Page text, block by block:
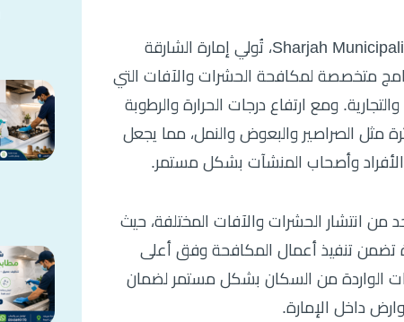
رقم بلدية الشارقة مكافحة الحشرات – Sharjah Municipality Pest Control Number، تُولي إمارة الشارقة
متخصصة لمكافحة الحشرات والآفات التي
ومع ارتفاع درجات الحرارة والرطوبة
مثل الصراصير والبعوض والنمل، مما يجعل
وأصحاب المنشآت بشكل مستمر.
من انتشار الحشرات والآفات المختلفة، حيث
تضمن تنفيذ أعمال المكافحة وفق أعلى
الواردة من السكان بشكل مستمر لضمان
داخل الإمارة.